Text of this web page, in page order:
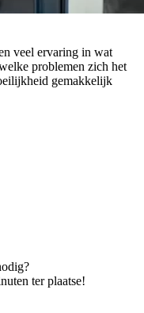
veel ervaring in wat
problemen zich het
gemakkelijk
ter plaatse!